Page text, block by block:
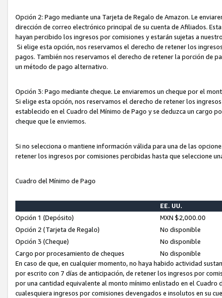
Opción 2: Pago mediante una Tarjeta de Regalo de Amazon. Le
dirección de correo electrónico principal de su cuenta de Afiliados.
hayan percibido los ingresos por comisiones y estarán sujetas a
Si elige esta opción, nos reservamos el derecho de retener los
pagos. También nos reservamos el derecho de retener la porción de
un método de pago alternativo.
Opción 3: Pago mediante cheque. Le enviaremos un cheque por el
Si elige esta opción, nos reservamos el derecho de retener los
establecido en el Cuadro del Mínimo de Pago y se deduzca un cargo
cheque que le enviemos.
Si no selecciona o mantiene información válida para una de las
retener los ingresos por comisiones percibidas hasta que seleccione
Cuadro del Mínimo de Pago
EE. UU.
Opción 1 (Depósito)
MXN $2,000.00
Opción 2 (Tarjeta de Regalo)
No disponible
Opción 3 (Cheque)
No disponible
Cargo por procesamiento de cheques
No disponible
En caso de que, en cualquier momento, no haya habido actividad
por escrito con 7 días de anticipación, de retener los ingresos por
por una cantidad equivalente al monto mínimo enlistado en el
cualesquiera ingresos por comisiones devengados e insolutos en su